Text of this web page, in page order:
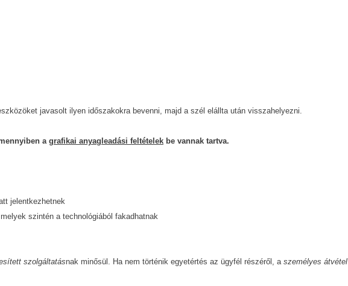
javasolt ilyen időszakokra bevenni, majd a szél elállta után visszahelyezni.
a grafikai anyagleadási feltételek be vannak tartva.
jelentkezhetnek
szintén a technológiából fakadhatnak
szolgáltatásnak minősül. Ha nem történik egyetértés az ügyfél részéről, a személyes átvétel